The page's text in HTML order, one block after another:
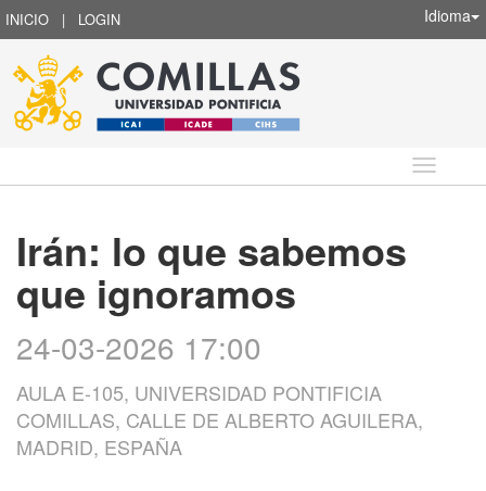
INICIO | LOGIN Idioma
Idioma
Irán: lo que sabemos
que ignoramos
24-03-2026 17:00
AULA E-105, UNIVERSIDAD PONTIFICIA
COMILLAS, CALLE DE ALBERTO AGUILERA,
MADRID, ESPAÑA